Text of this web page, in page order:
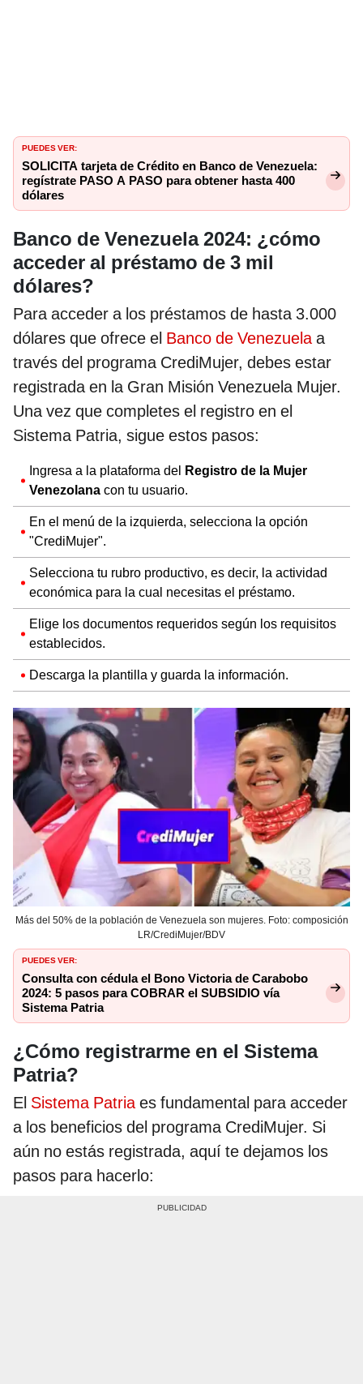
PUEDES VER:
SOLICITA tarjeta de Crédito en Banco de Venezuela:
regístrate PASO A PASO para obtener hasta 400
dólares
Banco de Venezuela 2024: ¿cómo
acceder al préstamo de 3 mil
dólares?
Para acceder a los préstamos de hasta 3.000
dólares que ofrece el Banco de Venezuelaa
través del programa CrediMujer, debes estar
registrada en la Gran Misión Venezuela Mujer.
Una vez que completes el registro en el
Sistema Patria, sigue estos pasos:
Ingresa a la plataforma del Registro de la Mujer
Venezolana con tu usuario.
En el menú de la izquierda, selecciona la opción
"CrediMujer".
Selecciona tu rubro productivo, es decir, la actividad
económica para la cual necesitas el préstamo.
Elige los documentos requeridos según los requisitos
establecidos.
Descarga la plantilla y guarda la información.
Más del 50% de la población de Venezuela son mujeres. Foto: composición
LR/CrediMujer/BDV
PUEDES VER:
Consulta con cédula el Bono Victoria de Carabobo
2024: 5 pasos para COBRAR el SUBSIDIO vía
Sistema Patria
¿Cómo registrarme en el Sistema
Patria?
El Sistema Patria es fundamental para acceder
a los beneficios del programa CrediMujer. Si
aún no estás registrada, aquí te dejamos los
pasos para hacerlo: